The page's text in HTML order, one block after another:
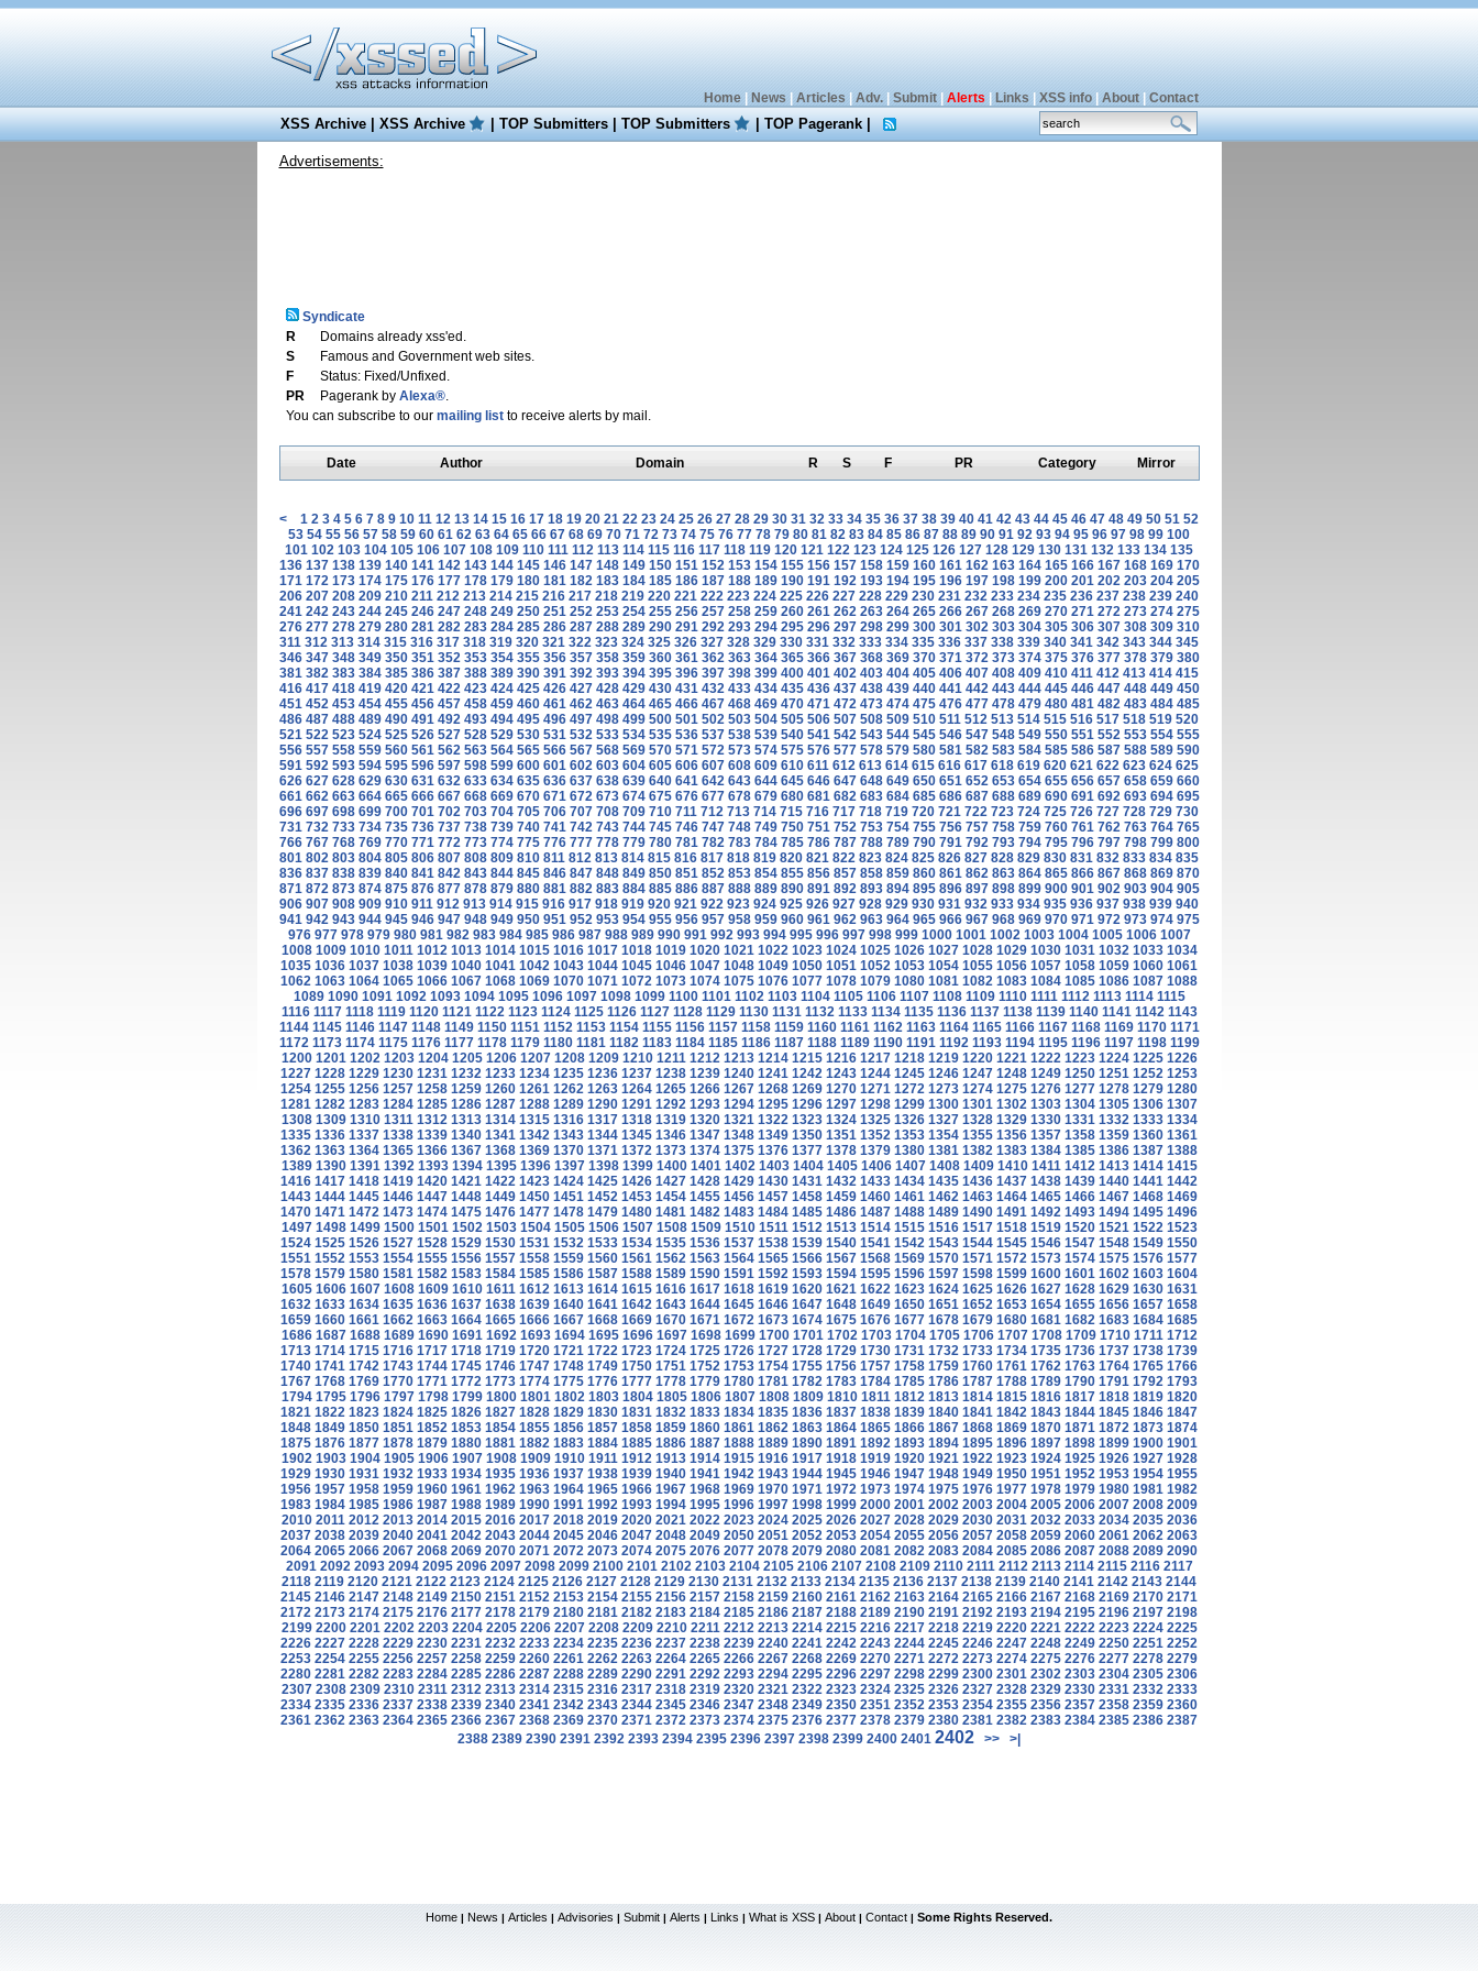
Home| News Articles Adv.| Submit| Alerts Links XSS info| About| Contact
XSS Archive|XSS Archive |TOP Submitters|TOP Submitters |TOP Pagerank|
Advertisements:
Syndicate
R
Domains already xss'ed.
S
Famous and Government web sites.
F
Status: Fixed/Unfixed.
PR
Pagerank by Alexa®.
You can subscribe to our mailing listto receive alerts by mail.
Date Author Domain R S F PR Category Mirror
< 1 2 3 4 5 6 7 8 9 10 11 12 13 14 15 16 17 18 19 20 21 22 23 24 25 26 27 28 29 30 31 32 33 34 35 36 37 38 39 40 41 42 43 44 45 46 47 48 49 50 51 52
53 54 55 56 57 58 59 60 61 62 63 64 65 66 67 68 69 70 71 72 73 74 75 76 77 78 79 80 81 82 83 84 85 86 87 88 89 90 91 92 93 94 95 96 97 98 99 100
101 102 103 104 105 106 107 108 109 110 111 112 113 114 115 116 117 118 119 120 121 122 123 124 125 126 127 128 129 130 131 132 133 134 135
136 137 138 139 140 141 142 143 144 145 146 147 148 149 150 151 152 153 154 155 156 157 158 159 160 161 162 163 164 165 166 167 168 169 170
171 172 173 174 175 176 177 178 179 180 181 182 183 184 185 186 187 188 189 190 191 192 193 194 195 196 197 198 199 200 201 202 203 204 205
206 207 208 209 210 211 212 213 214 215 216 217 218 219 220 221 222 223 224 225 226 227 228 229 230 231 232 233 234 235 236 237 238 239 240
241 242 243 244 245 246 247 248 249 250 251 252 253 254 255 256 257 258 259 260 261 262 263 264 265 266 267 268 269 270 271 272 273 274 275
276 277 278 279 280 281 282 283 284 285 286 287 288 289 290 291 292 293 294 295 296 297 298 299 300 301 302 303 304 305 306 307 308 309 310
311 312 313 314 315 316 317 318 319 320 321 322 323 324 325 326 327 328 329 330 331 332 333 334 335 336 337 338 339 340 341 342 343 344 345
346 347 348 349 350 351 352 353 354 355 356 357 358 359 360 361 362 363 364 365 366 367 368 369 370 371 372 373 374 375 376 377 378 379 380
381 382 383 384 385 386 387 388 389 390 391 392 393 394 395 396 397 398 399 400 401 402 403 404 405 406 407 408 409 410 411 412 413 414 415
416 417 418 419 420 421 422 423 424 425 426 427 428 429 430 431 432 433 434 435 436 437 438 439 440 441 442 443 444 445 446 447 448 449 450
451 452 453 454 455 456 457 458 459 460 461 462 463 464 465 466 467 468 469 470 471 472 473 474 475 476 477 478 479 480 481 482 483 484 485
486 487 488 489 490 491 492 493 494 495 496 497 498 499 500 501 502 503 504 505 506 507 508 509 510 511 512 513 514 515 516 517 518 519 520
521 522 523 524 525 526 527 528 529 530 531 532 533 534 535 536 537 538 539 540 541 542 543 544 545 546 547 548 549 550 551 552 553 554 555
556 557 558 559 560 561 562 563 564 565 566 567 568 569 570 571 572 573 574 575 576 577 578 579 580 581 582 583 584 585 586 587 588 589 590
591 592 593 594 595 596 597 598 599 600 601 602 603 604 605 606 607 608 609 610 611 612 613 614 615 616 617 618 619 620 621 622 623 624 625
626 627 628 629 630 631 632 633 634 635 636 637 638 639 640 641 642 643 644 645 646 647 648 649 650 651 652 653 654 655 656 657 658 659 660
661 662 663 664 665 666 667 668 669 670 671 672 673 674 675 676 677 678 679 680 681 682 683 684 685 686 687 688 689 690 691 692 693 694 695
696 697 698 699 700 701 702 703 704 705 706 707 708 709 710 711 712 713 714 715 716 717 718 719 720 721 722 723 724 725 726 727 728 729 730
731 732 733 734 735 736 737 738 739 740 741 742 743 744 745 746 747 748 749 750 751 752 753 754 755 756 757 758 759 760 761 762 763 764 765
766 767 768 769 770 771 772 773 774 775 776 777 778 779 780 781 782 783 784 785 786 787 788 789 790 791 792 793 794 795 796 797 798 799 800
801 802 803 804 805 806 807 808 809 810 811 812 813 814 815 816 817 818 819 820 821 822 823 824 825 826 827 828 829 830 831 832 833 834 835
836 837 838 839 840 841 842 843 844 845 846 847 848 849 850 851 852 853 854 855 856 857 858 859 860 861 862 863 864 865 866 867 868 869 870
871 872 873 874 875 876 877 878 879 880 881 882 883 884 885 886 887 888 889 890 891 892 893 894 895 896 897 898 899 900 901 902 903 904 905
906 907 908 909 910 911 912 913 914 915 916 917 918 919 920 921 922 923 924 925 926 927 928 929 930 931 932 933 934 935 936 937 938 939 940
941 942 943 944 945 946 947 948 949 950 951 952 953 954 955 956 957 958 959 960 961 962 963 964 965 966 967 968 969 970 971 972 973 974 975
976 977 978 979 980 981 982 983 984 985 986 987 988 989 990 991 992 993 994 995 996 997 998 999 1000 1001 1002 1003 1004 1005 1006 1007
1008 1009 1010 1011 1012 1013 1014 1015 1016 1017 1018 1019 1020 1021 1022 1023 1024 1025 1026 1027 1028 1029 1030 1031 1032 1033 1034
1035 1036 1037 1038 1039 1040 1041 1042 1043 1044 1045 1046 1047 1048 1049 1050 1051 1052 1053 1054 1055 1056 1057 1058 1059 1060 1061
1062 1063 1064 1065 1066 1067 1068 1069 1070 1071 1072 1073 1074 1075 1076 1077 1078 1079 1080 1081 1082 1083 1084 1085 1086 1087 1088
1089 1090 1091 1092 1093 1094 1095 1096 1097 1098 1099 1100 1101 1102 1103 1104 1105 1106 1107 1108 1109 1110 1111 1112 1113 1114 1115
1116 1117 1118 1119 1120 1121 1122 1123 1124 1125 1126 1127 1128 1129 1130 1131 1132 1133 1134 1135 1136 1137 1138 1139 1140 1141 1142 1143
1144 1145 1146 1147 1148 1149 1150 1151 1152 1153 1154 1155 1156 1157 1158 1159 1160 1161 1162 1163 1164 1165 1166 1167 1168 1169 1170 1171
1172 1173 1174 1175 1176 1177 1178 1179 1180 1181 1182 1183 1184 1185 1186 1187 1188 1189 1190 1191 1192 1193 1194 1195 1196 1197 1198 1199
1200 1201 1202 1203 1204 1205 1206 1207 1208 1209 1210 1211 1212 1213 1214 1215 1216 1217 1218 1219 1220 1221 1222 1223 1224 1225 1226
1227 1228 1229 1230 1231 1232 1233 1234 1235 1236 1237 1238 1239 1240 1241 1242 1243 1244 1245 1246 1247 1248 1249 1250 1251 1252 1253
1254 1255 1256 1257 1258 1259 1260 1261 1262 1263 1264 1265 1266 1267 1268 1269 1270 1271 1272 1273 1274 1275 1276 1277 1278 1279 1280
1281 1282 1283 1284 1285 1286 1287 1288 1289 1290 1291 1292 1293 1294 1295 1296 1297 1298 1299 1300 1301 1302 1303 1304 1305 1306 1307
1308 1309 1310 1311 1312 1313 1314 1315 1316 1317 1318 1319 1320 1321 1322 1323 1324 1325 1326 1327 1328 1329 1330 1331 1332 1333 1334
1335 1336 1337 1338 1339 1340 1341 1342 1343 1344 1345 1346 1347 1348 1349 1350 1351 1352 1353 1354 1355 1356 1357 1358 1359 1360 1361
1362 1363 1364 1365 1366 1367 1368 1369 1370 1371 1372 1373 1374 1375 1376 1377 1378 1379 1380 1381 1382 1383 1384 1385 1386 1387 1388
1389 1390 1391 1392 1393 1394 1395 1396 1397 1398 1399 1400 1401 1402 1403 1404 1405 1406 1407 1408 1409 1410 1411 1412 1413 1414 1415
1416 1417 1418 1419 1420 1421 1422 1423 1424 1425 1426 1427 1428 1429 1430 1431 1432 1433 1434 1435 1436 1437 1438 1439 1440 1441 1442
1443 1444 1445 1446 1447 1448 1449 1450 1451 1452 1453 1454 1455 1456 1457 1458 1459 1460 1461 1462 1463 1464 1465 1466 1467 1468 1469
1470 1471 1472 1473 1474 1475 1476 1477 1478 1479 1480 1481 1482 1483 1484 1485 1486 1487 1488 1489 1490 1491 1492 1493 1494 1495 1496
1497 1498 1499 1500 1501 1502 1503 1504 1505 1506 1507 1508 1509 1510 1511 1512 1513 1514 1515 1516 1517 1518 1519 1520 1521 1522 1523
1524 1525 1526 1527 1528 1529 1530 1531 1532 1533 1534 1535 1536 1537 1538 1539 1540 1541 1542 1543 1544 1545 1546 1547 1548 1549 1550
1551 1552 1553 1554 1555 1556 1557 1558 1559 1560 1561 1562 1563 1564 1565 1566 1567 1568 1569 1570 1571 1572 1573 1574 1575 1576 1577
1578 1579 1580 1581 1582 1583 1584 1585 1586 1587 1588 1589 1590 1591 1592 1593 1594 1595 1596 1597 1598 1599 1600 1601 1602 1603 1604
1605 1606 1607 1608 1609 1610 1611 1612 1613 1614 1615 1616 1617 1618 1619 1620 1621 1622 1623 1624 1625 1626 1627 1628 1629 1630 1631
1632 1633 1634 1635 1636 1637 1638 1639 1640 1641 1642 1643 1644 1645 1646 1647 1648 1649 1650 1651 1652 1653 1654 1655 1656 1657 1658
1659 1660 1661 1662 1663 1664 1665 1666 1667 1668 1669 1670 1671 1672 1673 1674 1675 1676 1677 1678 1679 1680 1681 1682 1683 1684 1685
1686 1687 1688 1689 1690 1691 1692 1693 1694 1695 1696 1697 1698 1699 1700 1701 1702 1703 1704 1705 1706 1707 1708 1709 1710 1711 1712
1713 1714 1715 1716 1717 1718 1719 1720 1721 1722 1723 1724 1725 1726 1727 1728 1729 1730 1731 1732 1733 1734 1735 1736 1737 1738 1739
1740 1741 1742 1743 1744 1745 1746 1747 1748 1749 1750 1751 1752 1753 1754 1755 1756 1757 1758 1759 1760 1761 1762 1763 1764 1765 1766
1767 1768 1769 1770 1771 1772 1773 1774 1775 1776 1777 1778 1779 1780 1781 1782 1783 1784 1785 1786 1787 1788 1789 1790 1791 1792 1793
1794 1795 1796 1797 1798 1799 1800 1801 1802 1803 1804 1805 1806 1807 1808 1809 1810 1811 1812 1813 1814 1815 1816 1817 1818 1819 1820
1821 1822 1823 1824 1825 1826 1827 1828 1829 1830 1831 1832 1833 1834 1835 1836 1837 1838 1839 1840 1841 1842 1843 1844 1845 1846 1847
1848 1849 1850 1851 1852 1853 1854 1855 1856 1857 1858 1859 1860 1861 1862 1863 1864 1865 1866 1867 1868 1869 1870 1871 1872 1873 1874
1875 1876 1877 1878 1879 1880 1881 1882 1883 1884 1885 1886 1887 1888 1889 1890 1891 1892 1893 1894 1895 1896 1897 1898 1899 1900 1901
1902 1903 1904 1905 1906 1907 1908 1909 1910 1911 1912 1913 1914 1915 1916 1917 1918 1919 1920 1921 1922 1923 1924 1925 1926 1927 1928
1929 1930 1931 1932 1933 1934 1935 1936 1937 1938 1939 1940 1941 1942 1943 1944 1945 1946 1947 1948 1949 1950 1951 1952 1953 1954 1955
1956 1957 1958 1959 1960 1961 1962 1963 1964 1965 1966 1967 1968 1969 1970 1971 1972 1973 1974 1975 1976 1977 1978 1979 1980 1981 1982
1983 1984 1985 1986 1987 1988 1989 1990 1991 1992 1993 1994 1995 1996 1997 1998 1999 2000 2001 2002 2003 2004 2005 2006 2007 2008 2009
2010 2011 2012 2013 2014 2015 2016 2017 2018 2019 2020 2021 2022 2023 2024 2025 2026 2027 2028 2029 2030 2031 2032 2033 2034 2035 2036
2037 2038 2039 2040 2041 2042 2043 2044 2045 2046 2047 2048 2049 2050 2051 2052 2053 2054 2055 2056 2057 2058 2059 2060 2061 2062 2063
2064 2065 2066 2067 2068 2069 2070 2071 2072 2073 2074 2075 2076 2077 2078 2079 2080 2081 2082 2083 2084 2085 2086 2087 2088 2089 2090
2091 2092 2093 2094 2095 2096 2097 2098 2099 2100 2101 2102 2103 2104 2105 2106 2107 2108 2109 2110 2111 2112 2113 2114 2115 2116 2117
2118 2119 2120 2121 2122 2123 2124 2125 2126 2127 2128 2129 2130 2131 2132 2133 2134 2135 2136 2137 2138 2139 2140 2141 2142 2143 2144
2145 2146 2147 2148 2149 2150 2151 2152 2153 2154 2155 2156 2157 2158 2159 2160 2161 2162 2163 2164 2165 2166 2167 2168 2169 2170 2171
2172 2173 2174 2175 2176 2177 2178 2179 2180 2181 2182 2183 2184 2185 2186 2187 2188 2189 2190 2191 2192 2193 2194 2195 2196 2197 2198
2199 2200 2201 2202 2203 2204 2205 2206 2207 2208 2209 2210 2211 2212 2213 2214 2215 2216 2217 2218 2219 2220 2221 2222 2223 2224 2225
2226 2227 2228 2229 2230 2231 2232 2233 2234 2235 2236 2237 2238 2239 2240 2241 2242 2243 2244 2245 2246 2247 2248 2249 2250 2251 2252
2253 2254 2255 2256 2257 2258 2259 2260 2261 2262 2263 2264 2265 2266 2267 2268 2269 2270 2271 2272 2273 2274 2275 2276 2277 2278 2279
2280 2281 2282 2283 2284 2285 2286 2287 2288 2289 2290 2291 2292 2293 2294 2295 2296 2297 2298 2299 2300 2301 2302 2303 2304 2305 2306
2307 2308 2309 2310 2311 2312 2313 2314 2315 2316 2317 2318 2319 2320 2321 2322 2323 2324 2325 2326 2327 2328 2329 2330 2331 2332 2333
2334 2335 2336 2337 2338 2339 2340 2341 2342 2343 2344 2345 2346 2347 2348 2349 2350 2351 2352 2353 2354 2355 2356 2357 2358 2359 2360
2361 2362 2363 2364 2365 2366 2367 2368 2369 2370 2371 2372 2373 2374 2375 2376 2377 2378 2379 2380 2381 2382 2383 2384 2385 2386 2387
2388 2389 2390 2391 2392 2393 2394 2395 2396 2397 2398 2399 2400 2401 2402 >> >|
Home | News | Articles | Advisories | Submit | Alerts | Links | What is XSS | About | Contact | Some Rights Reserved.